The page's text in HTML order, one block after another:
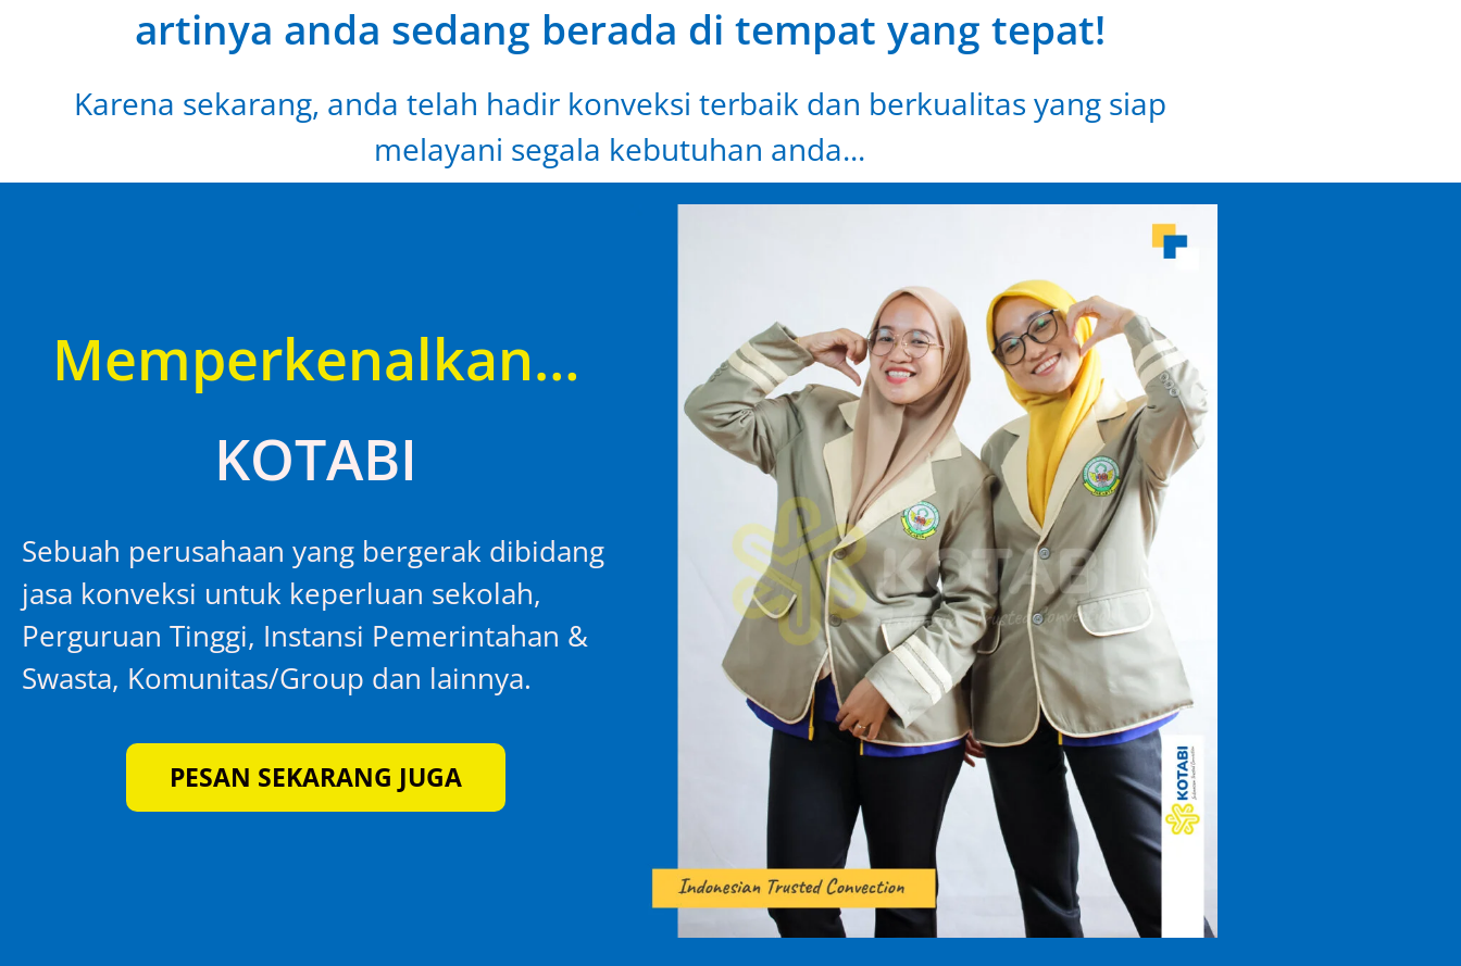
artinya anda sedang berada di tempat yang tepat!
Karena sekarang, anda telah hadir konveksi terbaik dan berkualitas yang siap
melayani segala kebutuhan anda...
Memperkenalkan…
KOTABI
Sebuah perusahaan yang bergerak dibidang
jasa konveksi untuk keperluan sekolah,
Perguruan Tinggi, Instansi Pemerintahan &
Swasta, Komunitas/Group dan lainnya.
PESAN SEKARANG JUGA